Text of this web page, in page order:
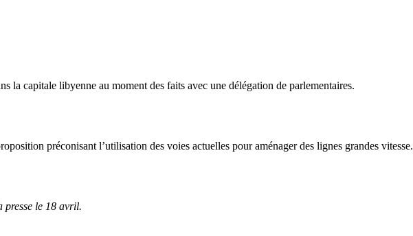
la capitale libyenne au moment des faits avec une délégation de parlementaires.
préconisant l’utilisation des voies actuelles pour aménager des lignes grandes vitesse.
presse le 18 avril.